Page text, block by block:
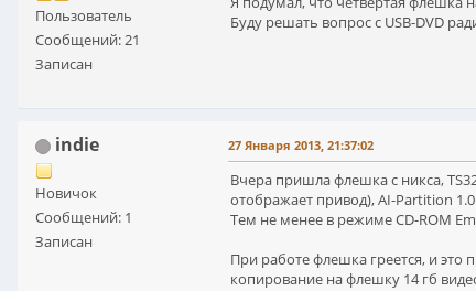
Пользователь
Сообщений: 21
Записан
Буду решать вопрос с USB-DVD
indie
Новичок
Сообщений: 1
Записан
27 Января 2013, 21:37:02
Вчера пришла флешка с никса,
отображает привод), AI-Partition
Тем не менее в режиме CD-ROM
При работе флешка греется, и это
копирование на флешку 14 гб